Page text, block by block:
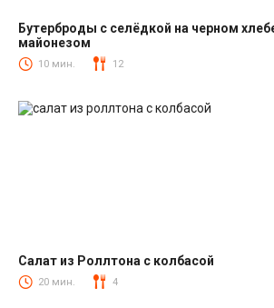
Закуски
Бутерброды с селёдкой на черном
майонезом
10 мин. 12
Салаты с колбасой
Салат из Роллтона с колбасой
20 мин. 4